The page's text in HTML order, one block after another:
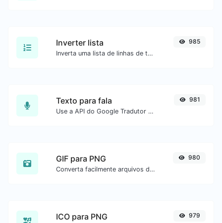
Inverter lista
Inverta uma lista de linhas de texto.
985
Texto para fala
Use a API do Google Tradutor para gerar áudio de texto para fala.
981
GIF para PNG
Converta facilmente arquivos de imagem GIF para PNG.
980
ICO para PNG 979